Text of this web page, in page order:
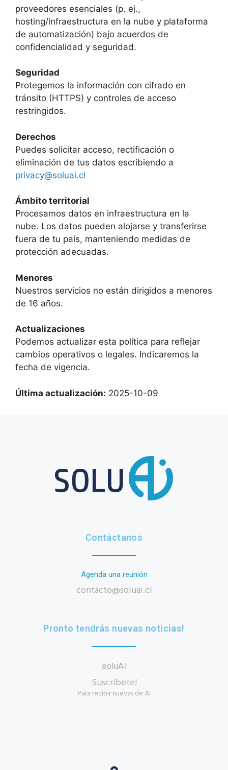
proveedores esenciales (p. ej.,
hosting/infraestructura en la nube y plataforma
de automatización) bajo acuerdos de
confidencialidad y seguridad.
Seguridad
Protegemos la información con cifrado en
tránsito (HTTPS) y controles de acceso
restringidos.
Derechos
Puedes solicitar acceso, rectificación o
eliminación de tus datos escribiendo a
privacy@soluai.cl
Ámbito territorial
Procesamos datos en infraestructura en la
nube. Los datos pueden alojarse y transferirse
fuera de tu país, manteniendo medidas de
protección adecuadas.
Menores
Nuestros servicios no están dirigidos a menores
de 16 años.
Actualizaciones
Podemos actualizar esta política para reflejar
cambios operativos o legales. Indicaremos la
fecha de vigencia.
Última actualización: 2025-10-09
Contáctanos
Agenda una reunión
contacto@soluai.cl
Pronto tendrás nuevas noticias!
soluAI
Suscríbete!
Para recibir nuevas de AI